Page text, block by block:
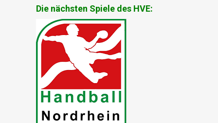
Die nächsten Spiele des HVE: